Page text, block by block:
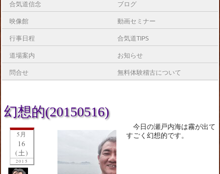
合気道信念 ブログ
映像館 動画セミナー
行事日程 合気道TIPS
道場案内 お知らせ
問合せ 無料体験稽古について
幻想的(20150516)
5月
16
(土)
2015
今日の瀬戸内海は霧が出て
すごく幻想的です。